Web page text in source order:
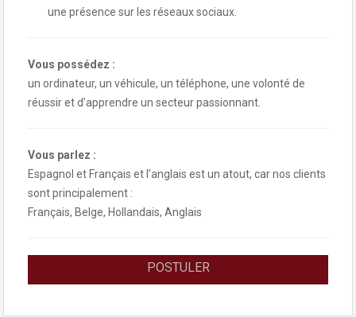
une présence sur les réseaux sociaux.
Vous possédez :
un ordinateur, un véhicule, un téléphone, une volonté de
réussir et d’apprendre un secteur passionnant.
Vous parlez :
Espagnol et Français et l’anglais est un atout, car nos clients
sont principalement :
Français, Belge, Hollandais, Anglais
POSTULER